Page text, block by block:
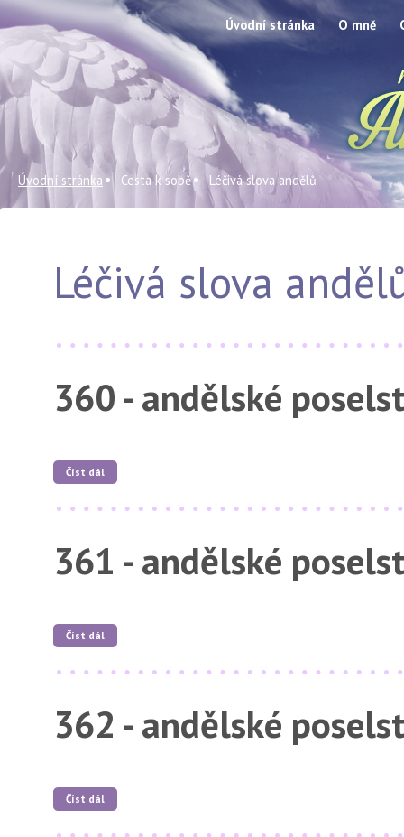
Úvodní stránka O mně
Úvodní stránka Cesta k sobě Léčivá slova andělů
Léčivá slova
360 - andělské
Číst dál
361 - andělské
Číst dál
362 - andělské
Číst dál